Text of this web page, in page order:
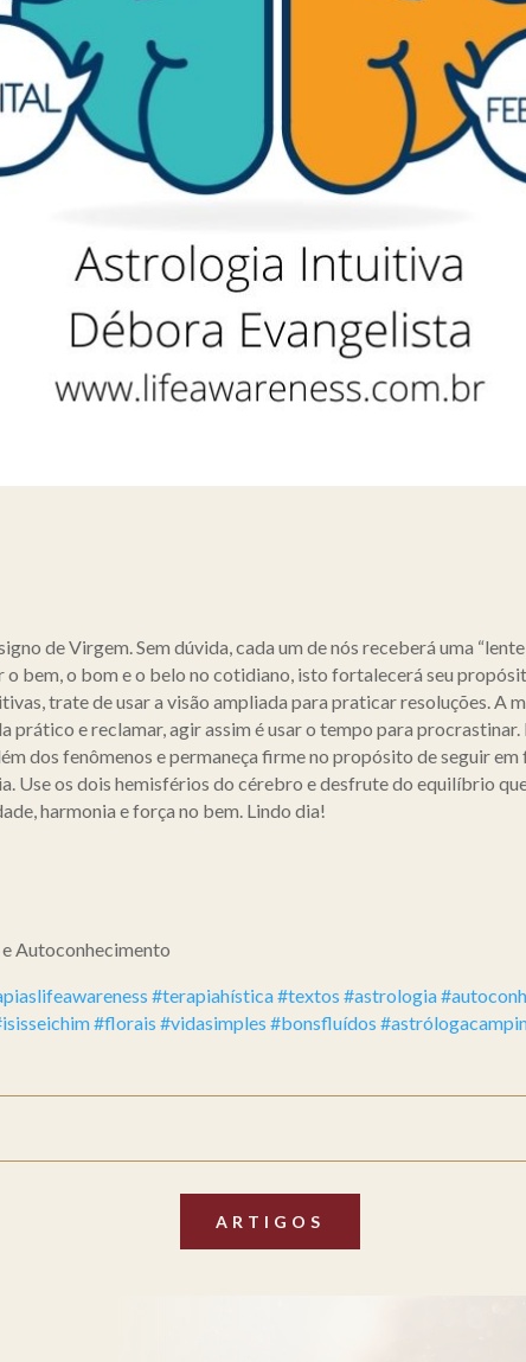
de Virgem. Sem dúvida, cada um de nós receberá uma
o bem, o bom e o belo no cotidiano, isto fortalecerá seu
trate de usar a visão ampliada para praticar resoluções. A
prático e reclamar, agir assim é usar o tempo para
dos fenômenos e permaneça firme no propósito de seguir
Use os dois hemisférios do cérebro e desfrute do equilíbrio
harmonia e força no bem. Lindo dia!
Autoconhecimento
#terapiahística#textos #astrologia
#florais #vidasimples #bonsfluídos
ARTIGOS